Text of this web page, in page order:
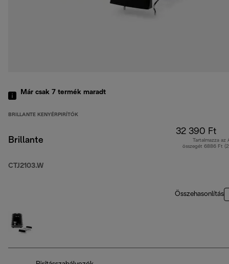
Már csak 7 termék maradt
BRILLANTE KENYÉRPIRÍTÓK
Brillante
CTJ2103.W
32 390 Ft
Tartalmazza az
összegét 6886 Ft
Összehasonlítás